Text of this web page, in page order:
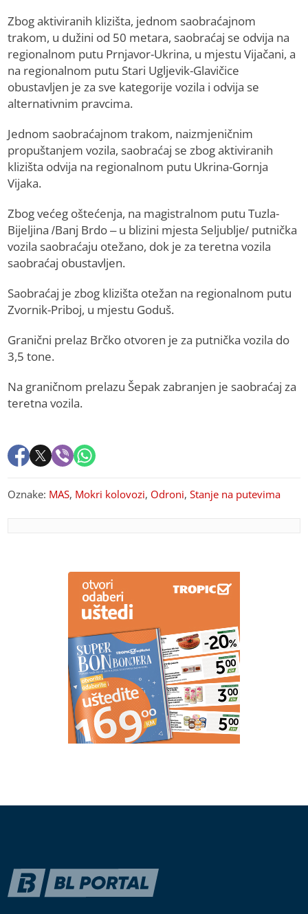
Zbog aktiviranih klizišta, jednom saobraćajnom
trakom, u dužini od 50 metara, saobraćaj se odvija na
regionalnom putu Prnjavor-Ukrina, u mjestu Vijačani, a
na regionalnom putu Stari Ugljevik-Glavičice
obustavljen je za sve kategorije vozila i odvija se
alternativnim pravcima.
Jednom saobraćajnom trakom, naizmjeničnim
propuštanjem vozila, saobraćaj se zbog aktiviranih
klizišta odvija na regionalnom putu Ukrina-Gornja
Vijaka.
Zbog većeg oštećenja, na magistralnom putu Tuzla-
Bijeljina /Banj Brdo – u blizini mjesta Seljublje/ putnička
vozila saobraćaju otežano, dok je za teretna vozila
saobraćaj obustavljen.
Saobraćaj je zbog klizišta otežan na regionalnom putu
Zvornik-Priboj, u mjestu Goduš.
Granični prelaz Brčko otvoren je za putnička vozila do
3,5 tone.
Na graničnom prelazu Šepak zabranjen je saobraćaj za
teretna vozila.
Oznake: MAS, Mokri kolovozi, Odroni,Stanje na putevima